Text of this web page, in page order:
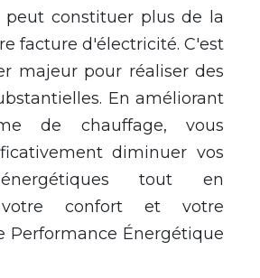
peut constituer plus de la
facture d'électricité. C'est
majeur pour réaliser des
En améliorant
de chauffage, vous
diminuer vos
énergétiques tout en
votre confort et votre
Performance Énergétique